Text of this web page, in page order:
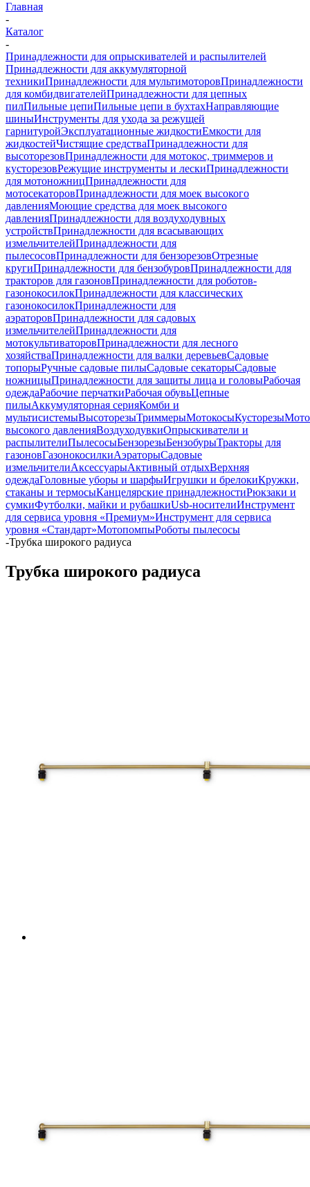
Главная
-
Каталог
-
Принадлежности для опрыскивателей и распылителей
Принадлежности для аккумуляторной
техникиПринадлежности для мультимоторовПринадлежности
для комбидвигателейПринадлежности для цепных
пилПильные цепиПильные цепи в бухтахНаправляющие
шиныИнструменты для ухода за режущей
гарнитуройЭксплуатационные жидкостиЕмкости для
жидкостейЧистящие средстваПринадлежности для
высоторезовПринадлежности для мотокос, триммеров и
кусторезовРежущие инструменты и лескиПринадлежности
для мотоножницПринадлежности для
мотосекаторовПринадлежности для моек высокого
давленияМоющие средства для моек высокого
давленияПринадлежности для воздуходувных
устройствПринадлежности для всасывающих
измельчителейПринадлежности для
пылесосовПринадлежности для бензорезовОтрезные
кругиПринадлежности для бензобуровПринадлежности для
тракторов для газоновПринадлежности для роботов-
газонокосилокПринадлежности для классических
газонокосилокПринадлежности для
аэраторовПринадлежности для садовых
измельчителейПринадлежности для
мотокультиваторовПринадлежности для лесного
хозяйстваПринадлежности для валки деревьевСадовые
топорыРучные садовые пилыСадовые секаторыСадовые
ножницыПринадлежности для защиты лица и головыРабочая
одеждаРабочие перчаткиРабочая обувьЦепные
пилыАккумуляторная серияКомби и
мультисистемыВысоторезыТриммерыМотокосыКусторезы
высокого давленияВоздуходувкиОпрыскиватели и
распылителиПылесосыБензорезыБензобурыТракторы для
газоновГазонокосилкиАэраторыСадовые
измельчителиАксессуарыАктивный отдыхВерхняя
одеждаГоловные уборы и шарфыИгрушки и брелокиКружки,
стаканы и термосыКанцелярские принадлежностиРюкзаки и
сумкиФутболки, майки и рубашкиUsb-носителиИнструмент
для сервиса уровня «Премиум»Инструмент для сервиса
уровня «Стандарт»МотопомпыРоботы пылесосы
-Трубка широкого радиуса
Трубка широкого радиуса